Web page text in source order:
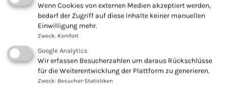
KONTAKT ZU UNS
Europäischer Verband
Naturheilkunde e.V.
Wiesbadener Str. 67
47138 Duisburg
Tel.: 0203 544250
Wenn Cookies von externen Medien akzeptiert werden,
bedarf der Zugriff auf diese Inhalte keiner manuellen
Einwilligung mehr.
Zweck: Komfort
Google Analytics
Wir erfassen Besucherzahlen um daraus Rückschlüsse
für die Weiterentwicklung der Plattform zu generieren.
Zweck: Besucher-Statistiken